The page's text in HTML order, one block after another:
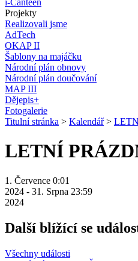
i-Canteen
Projekty
Realizovali jsme
AdTech
OKAP II
Šablony na majáčku
Národní plán obnovy
Národní plán doučování
MAP III
Dějepis+
Fotogalerie
Titulní stránka > Kalendář>
LETNÍ
1. Července 0:01
2024 - 31. Srpna 23:59
2024
Další blížící se
Všechny události